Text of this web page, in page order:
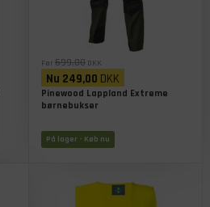
Før 699,00 DKK
Nu 249,00 DKK
Pinewood Lappland Extreme
børnebukser
På lager - Køb nu